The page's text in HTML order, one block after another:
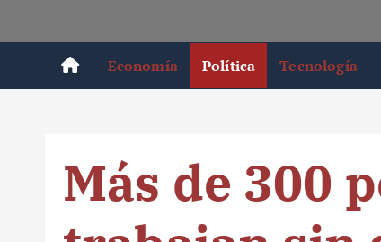
Economía Política Tecnología
Más de 300